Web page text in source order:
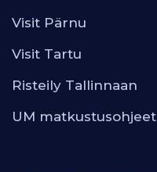
Visit Pärnu
Visit Tartu
Risteily Tallinnaan
UM matkustusohjeet